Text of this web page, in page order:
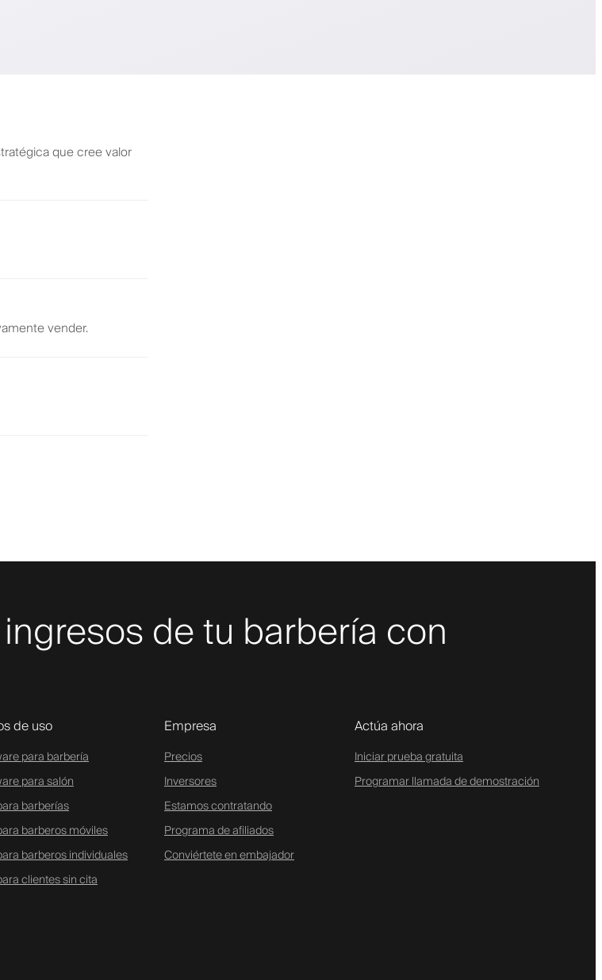
que cree valor
vender.
de tu barbería con
de uso
para barbería
para salón
barberías
barberos móviles
barberos individuales
clientes sin cita
Empresa
Precios
Inversores
Estamos contratando
Programa de afiliados
Conviértete en embajador
Actúa ahora
Iniciar prueba gratuita
Programar llamada de demostración